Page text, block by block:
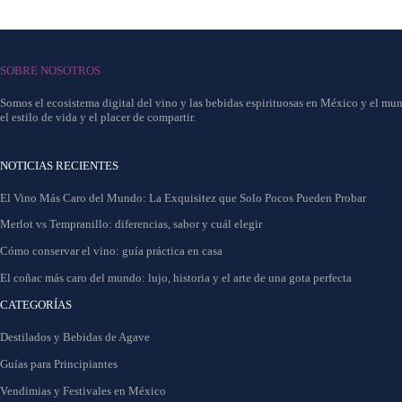
SOBRE NOSOTROS
Somos el ecosistema digital del vino y las bebidas espirituosas en México y el
el estilo de vida y el placer de compartir.
NOTICIAS RECIENTES
El Vino Más Caro del Mundo: La Exquisitez que Solo Pocos Pueden Probar
Merlot vs Tempranillo: diferencias, sabor y cuál elegir
Cómo conservar el vino: guía práctica en casa
El coñac más caro del mundo: lujo, historia y el arte de una gota perfecta
CATEGORÍAS
Destilados y Bebidas de Agave
Guías para Principiantes
Vendimias y Festivales en México